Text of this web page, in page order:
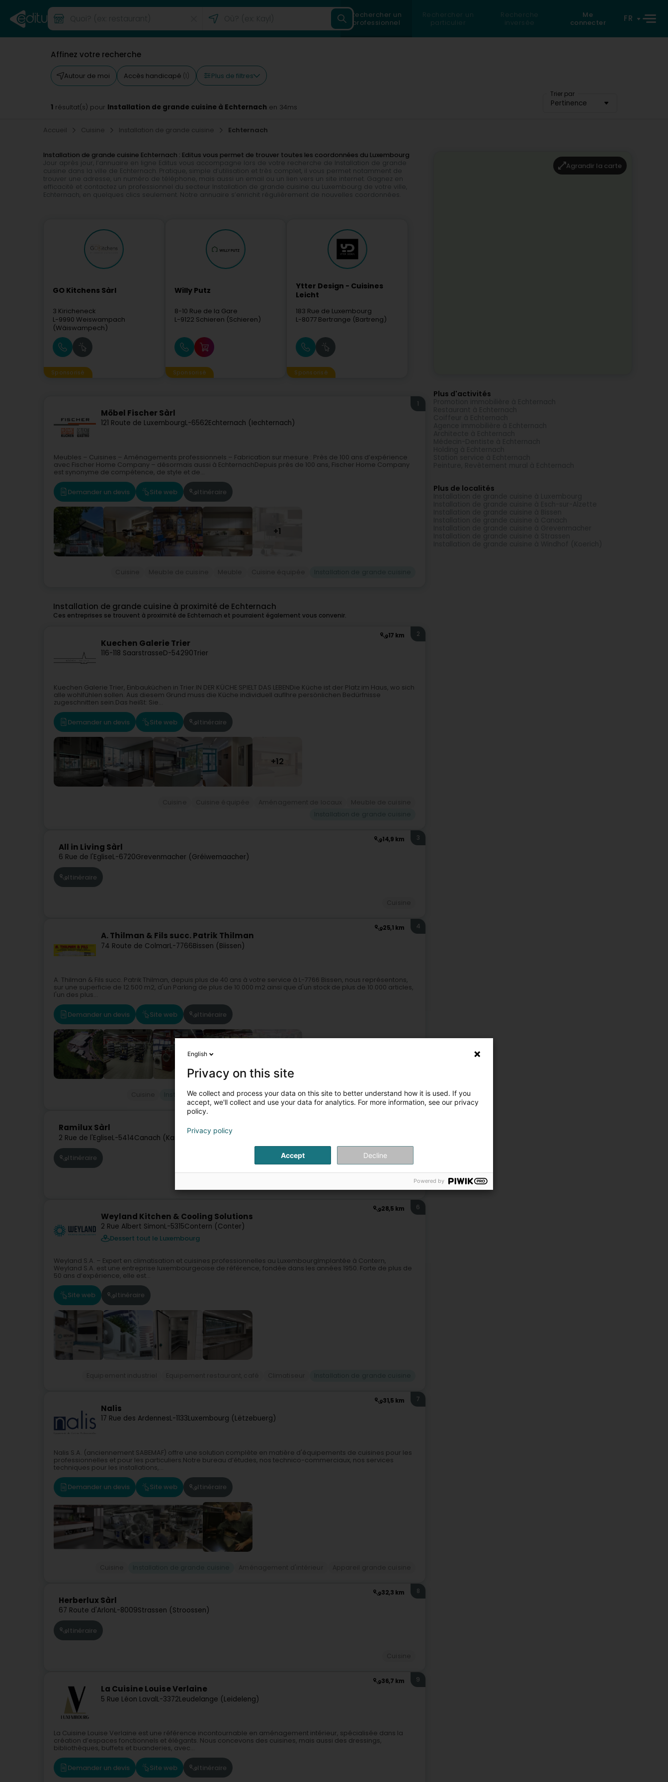
Rechercher un
professionnel
Rechercher un
particulier
Recherche
inversée
Me
connecter
FR
Affinez votre recherche
Autour de moi Accès handicapé (1) Plus de filtres
Trier par
Pertinence
1 résultat(s) pour Installation de grande cuisine à Echternach en 34ms
Accueil Cuisine Installation de grande cuisine Echternach
Installation de grande cuisine Echternach : Editus vous permet de trouver toutes les coordonnées du Luxembourg
Jour après jour, l’annuaire en ligne Editus vous accompagne lors de votre recherche de Installation de grande
cuisine dans la ville de Echternach. Pratique, simple d’utilisation et très complet, il vous permet notamment de
trouver une adresse, un numéro de téléphone, mais aussi un email ou un lien vers un site internet. Gagnez en
efficacité et contactez un professionnel du secteur Installation de grande cuisine au Luxembourg de votre ville,
Echternach, en quelques clics seulement. Notre annuaire s’enrichit régulièrement de nouvelles coordonnées.
GO Kitchens Sàrl
3 Kiricheneck
L-9990 Weiswampach
(Wäiswampech)
Sponsorisé
Willy Putz
8-10 Rue de la Gare
L-9122 Schieren (Schieren)
Sponsorisé
Ytter Design - Cuisines
Leicht
183 Rue de Luxembourg
L-8077 Bertrange (Bartreng)
Sponsorisé
Möbel Fischer Sàrl
121 Route de LuxembourgL-6562Echternach (Iechternach)
1
Meubles – Cuisines – Aménagements professionnels – Fabrication sur mesure : Près de 100 ans d’expérience
avec Fischer Home Company – désormais aussi à EchternachDepuis près de 100 ans, Fischer Home Company
est synonyme de compétence, de style et de...
Demander un devis Site web Itinéraire
+1
Installation de grande cuisine à proximité de Echternach
Ces entreprises se trouvent à proximité de Echternach et pourraient également vous convenir.
17 km
Kuechen Galerie Trier
116-118 SaarstrasseD-54290Trier
2
Kuechen Galerie Trier, Einbauküchen in Trier.IN DER KÜCHE SPIELT DAS LEBENDie Küche ist der Platz im Haus, wo sich
alle wohlfühlen sollen. Aus diesem Grund muss die Küche individuell aufIhre persönlichen Bedürfnisse
zugeschnitten sein.Das heißt: Sie...
Demander un devis Site web Itinéraire
+12
14,9 km
All in Living Sàrl
6 Rue de l'EgliseL-6720Grevenmacher (Gréiwemaacher)
3
Itinéraire
25,1 km
A. Thilman & Fils succ. Patrik Thilman
74 Route de ColmarL-7766Bissen (Biissen)
4
A. Thilman & Fils succ. Patrik Thilman, depuis plus de 40 ans à votre service à L-7766 Bissen, nous représentons,
sur une superficie de 12.500 m2, d'un Parking de plus de 10.000 m2 ainsi que d'un stock de plus de 10.000 articles,
l'un des plus...
Demander un devis Site web Itinéraire
Installation de grande cuisine Electroménager Appareil grande cuisine
Ramilux Sàrl
2 Rue de l'EgliseL-5414Canach (Kanech)
Itinéraire
28,5 km
Weyland Kitchen & Cooling Solutions
2 Rue Albert SimonL-5315Contern (Conter)
Dessert tout le Luxembourg
6
Weyland S.A. – Expert en climatisation et cuisines professionnelles au LuxembourgImplantée à Contern,
Weyland S.A. est une entreprise luxembourgeoise de référence, fondée dans les années 1950. Forte de plus de
50 ans d’expérience, elle est...
Site web Itinéraire
31,5 km
Nalis
17 Rue des ArdennesL-1133Luxembourg (Lëtzebuerg)
7
Nalis S.A. (anciennement SABEMAF) offre une solution complète en matière d'équipements de cuisines pour les
professionnelles et pour les particuliers.Notre bureau d’études, nos technico-commerciaux, nos services
techniques pour les installations,...
Demander un devis Site web Itinéraire
32,3 km
Herberlux Sàrl
67 Route d'ArlonL-8009Strassen (Stroossen)
8
Itinéraire
36,7 km
La Cuisine Louise Verlaine
5 Rue Léon LavalL-3372Leudelange (Leideleng)
9
La Cuisine Louise Verlaine est une référence incontournable en aménagement intérieur, spécialisée dans la
création d’espaces fonctionnels et élégants. Nous concevons des cuisines, mais aussi des dressings,
bibliothèques, buffets et buanderies, avec...
Demander un devis Site web Itinéraire
Agrandir la carte
Plus d'activités
Plus de localités
English
Privacy on this site
We collect and process your data on this site to better understand how it is used. If you
accept, we'll collect and use your data for analytics. For more information, see our privacy
policy.
Privacy policy
Accept Decline
Powered by